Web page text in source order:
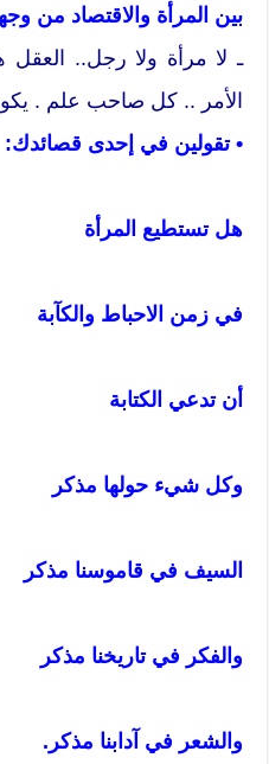
بين المرأة والاقتصاد من
ـ لا مرأة ولا رجل..
الأمر .. كل صاحب علم .
• تقولين في إحدى قصائدك:
هل تستطيع المرأة
في زمن الاحباط والكآبة
أن تدعي الكتابة
وكل شيء حولها مذكر
السيف في قاموسنا مذكر
والفكر في تاريخنا مذكر
والشعر في آدابنا مذكر.